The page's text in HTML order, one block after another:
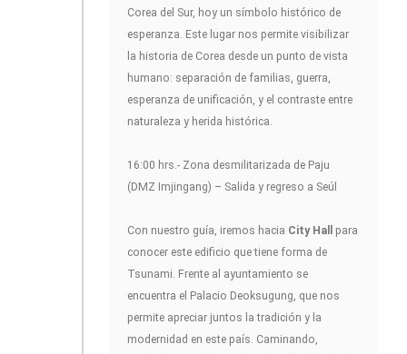
Corea del Sur, hoy un símbolo histórico de
esperanza. Este lugar nos permite visibilizar
la historia de Corea desde un punto de vista
humano: separación de familias, guerra,
esperanza de unificación, y el contraste entre
naturaleza y herida histórica.
16:00 hrs.- Zona desmilitarizada de Paju
(DMZ Imjingang) – Salida y regreso a Seúl
Con nuestro guía, iremos hacia City Hall para
conocer este edificio que tiene forma de
Tsunami. Frente al ayuntamiento se
encuentra el Palacio Deoksugung, que nos
permite apreciar juntos la tradición y la
modernidad en este país. Caminando,